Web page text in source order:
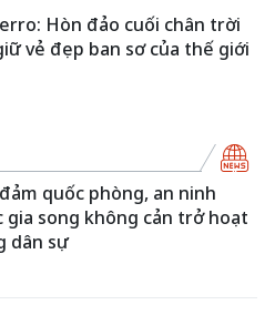
Hòn đảo cuối chân trời
vẻ đẹp ban sơ của thế giới
quốc phòng, an ninh
gia song không cản trở hoạt
dân sự